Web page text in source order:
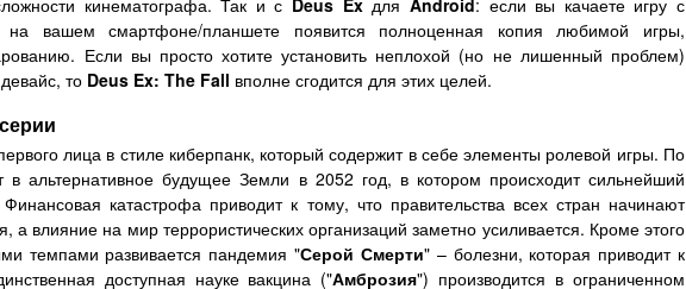
кинематографа. Так и с Deus Exдля Android: если вы качаете игру с
вашем смартфоне/планшете появится полноценная копия любимой игры,
Если вы просто хотите установить неплохой (но не лишенный проблем)
девайс, то Deus Ex: The Fall вполне сгодится для этих целей.
лица в стиле киберпанк, который содержит в себе элементы ролевой игры. По
в альтернативное будущее Земли в 2052 год, в котором происходит сильнейший
Финансовая катастрофа приводит к тому, что правительства всех стран начинают
а влияние на мир террористических организаций заметно усиливается. Кроме этого
темпами развивается пандемия "Серой Смерти" – болезни, которая приводит к
доступная науке вакцина ("Амброзия") производится в ограниченном